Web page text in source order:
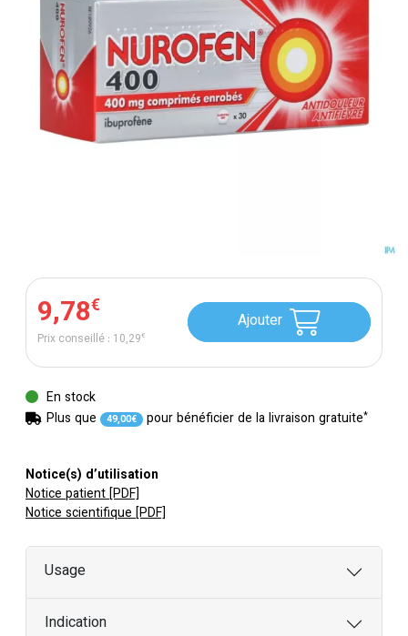
9,78€
Prix conseillé : 10,29€
Ajouter
En stock
Plus que
49,00€ pour bénéficier de la livraison gratuite*
Notice(s) d’utilisation
Notice patient [PDF]
Notice scientifique [PDF]
Usage
Indication